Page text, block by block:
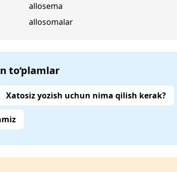
allosema
allosomalar
to‘plamlar
Xatosiz yozish uchun nima qilish kerak?